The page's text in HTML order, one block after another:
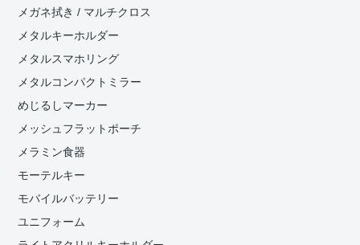
メガネ拭き / マルチクロス
メタルキーホルダー
メタルスマホリング
メタルコンパクトミラー
めじるしマーカー
メッシュフラットポーチ
メラミン食器
モーテルキー
モバイルバッテリー
ユニフォーム